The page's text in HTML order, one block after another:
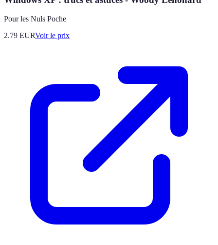
Pour les Nuls Poche
2.79 EURVoir le prix